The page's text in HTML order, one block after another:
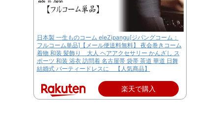
日本製 一生ものコーム eleZipangu[ジパングコーム：
フルコーム単品]【メール便送料無料】 夜会巻きコーム
着物 和装 髪飾り 大人 ヘアアクセサリー かんざし ス
ポーツ 和装 浴衣 訪問着 名古屋帯 袋帯 茶道 華道 日舞
結婚式 パーティードレスに 【人気商品】
楽天で購入